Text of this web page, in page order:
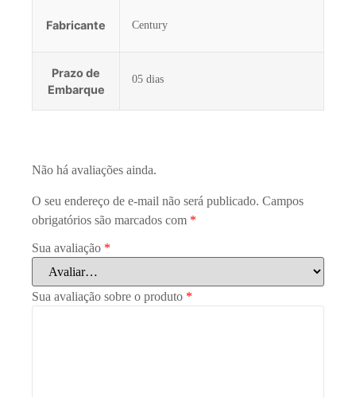
Fabricante Century
Prazo de
Embarque
05 dias
Não há avaliações ainda.
O seu endereço de e-mail não será publicado. Campos
obrigatórios são marcados com *
Sua avaliação *
Sua avaliação sobre o produto *